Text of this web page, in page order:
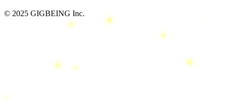
© 2025 GIGBEING Inc.